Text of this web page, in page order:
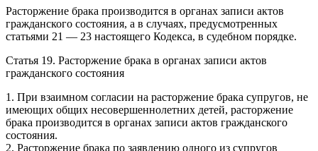
Расторжение брака производится в органах записи актов
гражданского состояния, а в случаях, предусмотренных
статьями 21 — 23 настоящего Кодекса, в судебном порядке.
Статья 19. Расторжение брака в органах записи актов
гражданского состояния
1. При взаимном согласии на расторжение брака супругов, не
имеющих общих несовершеннолетних детей, расторжение
брака производится в органах записи актов гражданского
состояния.
2. Расторжение брака по заявлению одного из супругов